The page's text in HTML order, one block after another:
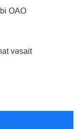
OAO
vəsait